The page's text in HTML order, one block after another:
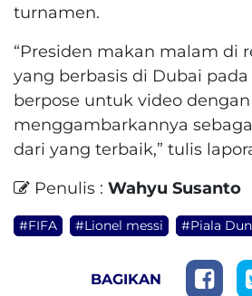
turnamen.
“Presiden makan malam di
yang berbasis di Dubai pada
berpose untuk video
menggambarkannya
dari yang terbaik,” tulis
Penulis : Wahyu Susanto
#FIFA #Lionel messi #Piala
BAGIKAN